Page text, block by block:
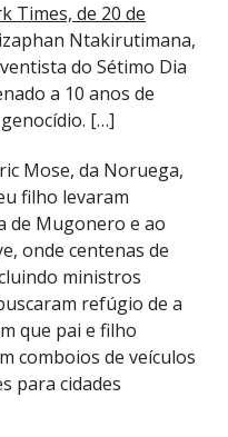
Times, de 20 de
Ntakirutimana,
do Sétimo Dia
a 10 anos de
[…]
Mose, da Noruega,
filho levaram
de Mugonero e ao
onde centenas de
ministros
refúgio de a
que pai e filho
comboios de veículos
para cidades